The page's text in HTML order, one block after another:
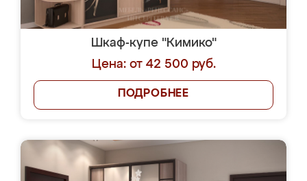
Шкаф-купе "Кимико"
Цена: от 42 500 руб.
ПОДРОБНЕЕ